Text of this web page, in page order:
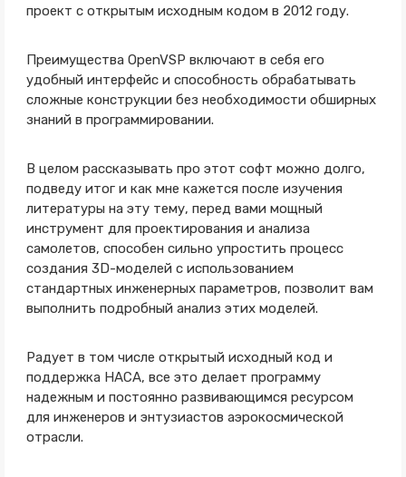
проект с открытым исходным кодом в 2012 году.
Преимущества OpenVSP включают в себя его
удобный интерфейс и способность обрабатывать
сложные конструкции без необходимости обширных
знаний в программировании.
В целом рассказывать про этот софт можно долго,
подведу итог и как мне кажется после изучения
литературы на эту тему, перед вами мощный
инструмент для проектирования и анализа
самолетов, способен сильно упростить процесс
создания 3D-моделей с использованием
стандартных инженерных параметров, позволит вам
выполнить подробный анализ этих моделей.
Радует в том числе открытый исходный код и
поддержка НАСА, все это делает программу
надежным и постоянно развивающимся ресурсом
для инженеров и энтузиастов аэрокосмической
отрасли.